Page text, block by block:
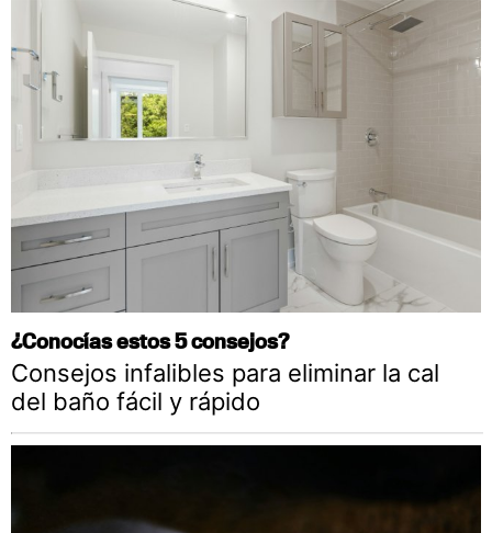
¿Conocías estos 5 consejos?
Consejos infalibles para eliminar la cal
del baño fácil y rápido